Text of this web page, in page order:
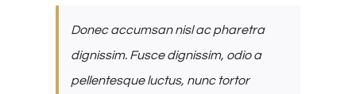
Donec accumsan nisl ac pharetra
dignissim. Fusce dignissim, odio a
pellentesque luctus, nunc tortor